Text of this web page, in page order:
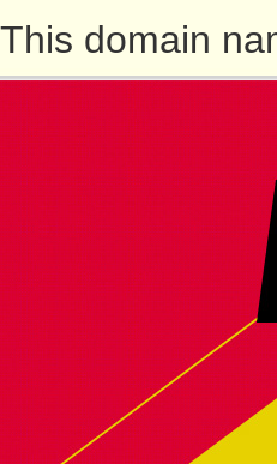
This domain